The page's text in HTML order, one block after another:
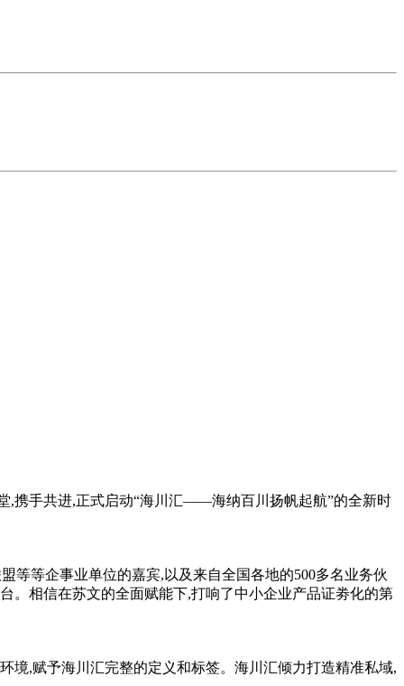
,携手共进,正式启动“海川汇——海纳百川扬帆起航”的全新时
等等企事业单位的嘉宾,以及来自全国各地的500多名业务伙
。相信在苏文的全面赋能下,打响了中小企业产品证劵化的第
境,赋予海川汇完整的定义和标签。海川汇倾力打造精准私域,